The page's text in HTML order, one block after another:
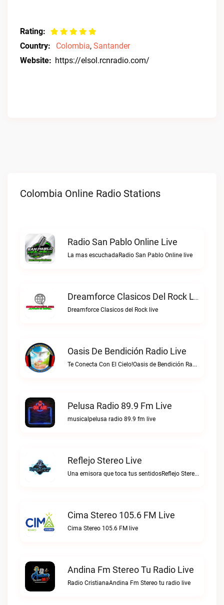
Rating:
Country:
Colombia, Santander
Website: https://elsol.rcnradio.com/
Colombia Online Radio Stations
Radio San Pablo Online Live
La mas escuchadaRadio San Pablo Online live
Dreamforce Clasicos Del Rock Live
Dreamforce Clasicos del Rock live
Oasis De Bendición Radio Live
Te Conecta Con El Cielo!Oasis de Bendición Radio live
Pelusa Radio 89.9 Fm Live
musicalpelusa radio 89.9 fm live
Reflejo Stereo Live
Una emisora que toca tus sentidosReflejo Stereo live
Cima Stereo 105.6 FM Live
Cima Stereo 105.6 FM live
Andina Fm Stereo Tu Radio Live
Radio CristianaAndina Fm Stereo tu radio live